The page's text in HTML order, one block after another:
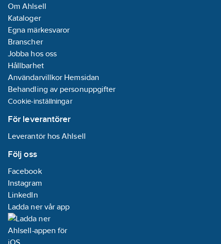
Om Ahlsell
Kataloger
Egna märkesvaror
Branscher
Jobba hos oss
Hållbarhet
Användarvillkor Hemsidan
Behandling av personuppgifter
Cookie-inställningar
För leverantörer
Leverantör hos Ahlsell
Följ oss
Facebook
Instagram
LinkedIn
Ladda ner vår app